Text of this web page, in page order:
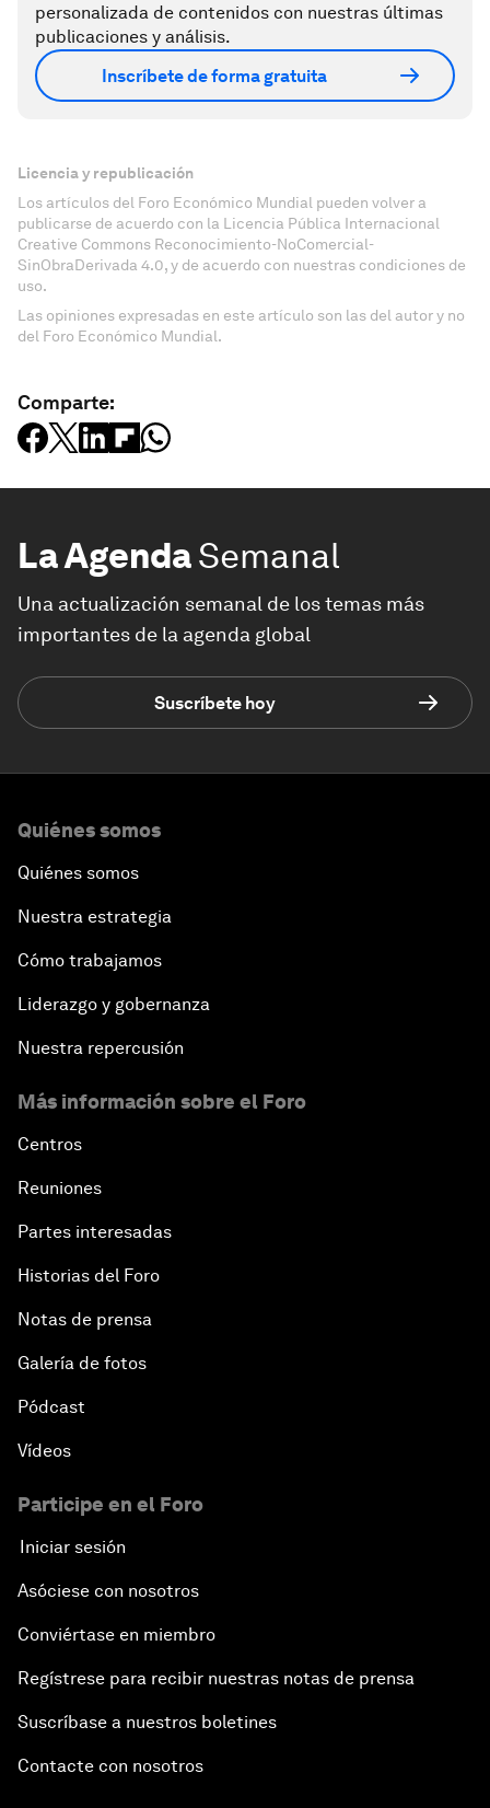
personalizada de contenidos con nuestras últimas
publicaciones y análisis.
Inscríbete de forma gratuita
Licencia y republicación
Los artículos del Foro Económico Mundial pueden volver a
publicarse de acuerdo con la Licencia Pública Internacional
Creative Commons Reconocimiento-NoComercial-
SinObraDerivada 4.0, y de acuerdo con nuestras condiciones de
uso.
Las opiniones expresadas en este artículo son las del autor y no
del Foro Económico Mundial.
Comparte:
La AgendaSemanal
Una actualización semanal de los temas más
importantes de la agenda global
Suscríbete hoy
Quiénes somos
Quiénes somos
Nuestra estrategia
Cómo trabajamos
Liderazgo y gobernanza
Nuestra repercusión
Más información sobre el Foro
Centros
Reuniones
Partes interesadas
Historias del Foro
Notas de prensa
Galería de fotos
Pódcast
Vídeos
Participe en el Foro
Iniciar sesión
Asóciese con nosotros
Conviértase en miembro
Regístrese para recibir nuestras notas de prensa
Suscríbase a nuestros boletines
Contacte con nosotros